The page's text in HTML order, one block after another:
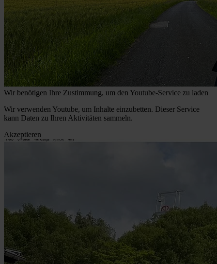
Wir benötigen Ihre Zustimmung, um den Youtube-Service zu laden
Wir verwenden Youtube, um Inhalte einzubetten. Dieser Service
kann Daten zu Ihren Aktivitäten sammeln.
Akzeptieren